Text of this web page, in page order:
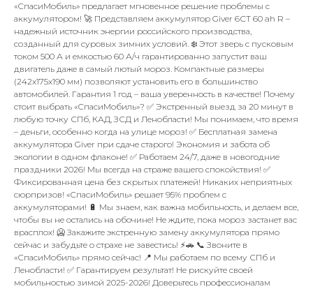
«СпасиМобиль» предлагает мгновенное решение проблемы с
аккумулятором! 🚀 Представляем аккумулятор Giver 6СТ 60 ah R –
надежный источник энергии российского производства,
созданный для суровых зимних условий. ❄️ Этот зверь с пусковым
током 500 А и емкостью 60 А/ч гарантированно запустит ваш
двигатель даже в самый лютый мороз. Компактные размеры
(242x175x190 мм) позволяют установить его в большинство
автомобилей. Гарантия 1 год – ваша уверенность в качестве! Почему
стоит выбрать «СпасиМобиль»? ✅ Экстренный выезд за 20 минут в
любую точку СПб, КАД, ЗСД и Ленобласти! Мы понимаем, что время
– деньги, особенно когда на улице мороз! ✅ Бесплатная замена
аккумулятора Giver при сдаче старого! Экономия и забота об
экологии в одном флаконе! ✅ Работаем 24/7, даже в новогодние
праздники 2026! Мы всегда на страже вашего спокойствия! ✅
Фиксированная цена без скрытых платежей! Никаких неприятных
сюрпризов! «СпасиМобиль» решает 95% проблем с
аккумуляторами! 🔋 Мы знаем, как важна мобильность, и делаем все,
чтобы вы не остались на обочине! Не ждите, пока мороз застанет вас
врасплох! 🥶 Закажите экстренную замену аккумулятора прямо
сейчас и забудьте о страхе не завестись! ⚡🚗 📞 Звоните в
«СпасиМобиль» прямо сейчас! 📍 Мы работаем по всему СПб и
Ленобласти! ✅ Гарантируем результат! Не рискуйте своей
мобильностью зимой 2025-2026! Доверьтесь профессионалам